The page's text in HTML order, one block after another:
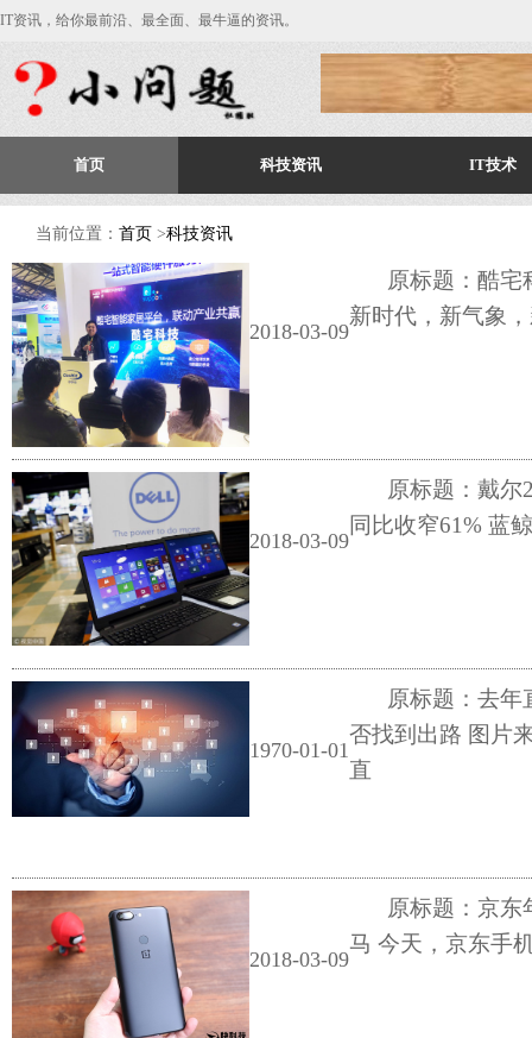
IT资讯，给你最前沿、最全面、最牛逼的资讯。
首页 科技资讯 IT技术
当前位置： 首页 >科技资讯
2018-03-09
原标题：酷宅
新时代，新气象
2018-03-09
原标题：戴尔
同比收窄61% 蓝
1970-01-01
原标题：去年
否找到出路 图片
直
2018-03-09
原标题：京东
马 今天，京东手